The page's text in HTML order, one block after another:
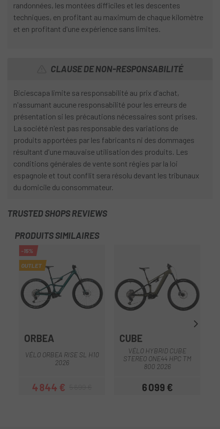
randonnées, les montées difficiles et les descentes
techniques, en profitant au maximum de chaque kilomètre
et en profitant d'une expérience sans limites.
CLAUSE DE NON-RESPONSABILITÉ
Biciescapa limite sa responsabilité au prix d'achat,
n'assumant aucune responsabilité pour les erreurs de
présentation si les précautions nécessaires sont prises.
La société n'est pas responsable des variations de
produits apportées par les fabricants ni des dommages
résultant d'une mauvaise utilisation des produits. Les
conditions générales de vente sont régies par la loi
espagnole et tout conflit sera résolu devant les tribunaux
du domicile du consommateur.
TRUSTED SHOPS REVIEWS
PRODUITS SIMILAIRES
-15%
OUTLET
ORBEA
VÉLO ORBEA RISE SL H10
2026
Prix
4 844 €Prix habituel
CUBE
VÉLO HYBRID CUBE
STEREO ONE44 HPC TM
800 2026
Prix
6 099 €